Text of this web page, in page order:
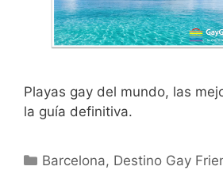
Playas gay del mundo, las
la guía definitiva.
Categorías
Barcelona, Destino Gay